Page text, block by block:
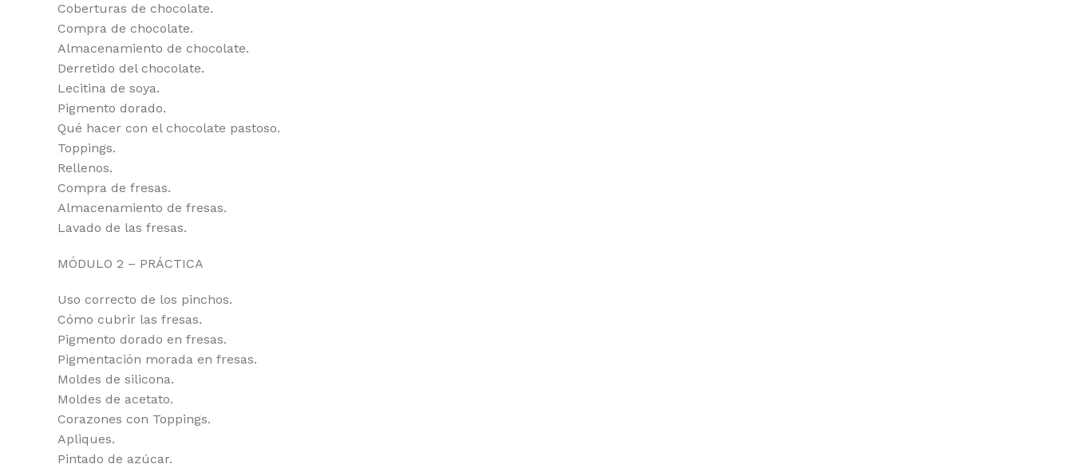
Coberturas de chocolate.
Compra de chocolate.
Almacenamiento de chocolate.
Derretido del chocolate.
Lecitina de soya.
Pigmento dorado.
Qué hacer con el chocolate pastoso.
Toppings.
Rellenos.
Compra de fresas.
Almacenamiento de fresas.
Lavado de las fresas.
MÓDULO 2 – PRÁCTICA
Uso correcto de los pinchos.
Cómo cubrir las fresas.
Pigmento dorado en fresas.
Pigmentación morada en fresas.
Moldes de silicona.
Moldes de acetato.
Corazones con Toppings.
Apliques.
Pintado de azúcar.